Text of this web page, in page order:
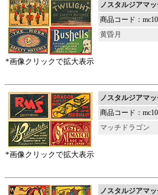
*画像クリックで拡大表示
ノスタルジア
商品コード：
黄昏月
*画像クリックで拡大表示
ノスタルジア
商品コード：
マッチドラゴン
ノスタルジア